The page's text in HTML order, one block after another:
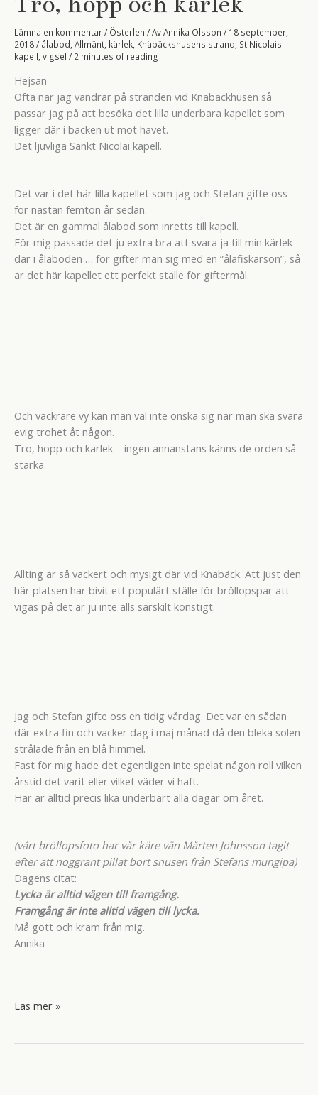
Lämna en kommentar/ Österlen / AvAnnika Olsson / 18 september,
2018/ ålabod Allmänt kärlek Knäbäckshusens strand St Nicolais
kapell vigsel / 2 minutes of reading
Hejsan
Ofta när jag vandrar på stranden vid Knäbäckhusen så
passar jag på att besöka det lilla underbara kapellet som
ligger där i backen ut mot havet.
Det ljuvliga Sankt Nicolai kapell.
Det var i det här lilla kapellet som jag och Stefan gifte oss
för nästan femton år sedan.
Det är en gammal ålabod som inretts till kapell.
För mig passade det ju extra bra att svara ja till min kärlek
där i ålaboden … för gifter man sig med en ”ålafiskarson”, så
är det här kapellet ett perfekt ställe för giftermål.
Och vackrare vy kan man väl inte önska sig när man ska svära
evig trohet åt någon.
Tro, hopp och kärlek – ingen annanstans känns de orden så
starka.
Allting är så vackert och mysigt där vid Knäbäck. Att just den
här platsen har bivit ett populärt ställe för bröllopspar att
vigas på det är ju inte alls särskilt konstigt.
Jag och Stefan gifte oss en tidig vårdag. Det var en sådan
där extra fin och vacker dag i maj månad då den bleka solen
strålade från en blå himmel.
Fast för mig hade det egentligen inte spelat någon roll vilken
årstid det varit eller vilket väder vi haft.
Här är alltid precis lika underbart alla dagar om året.
(vårt bröllopsfoto har vår käre vän Mårten Johnsson tagit
efter att noggrant pillat bort snusen från Stefans mungipa)
Dagens citat:
Lycka är alltid vägen till framgång.
Framgång är inte alltid vägen till lycka.
Må gott och kram från mig.
Annika
Tro,
Läs mer »